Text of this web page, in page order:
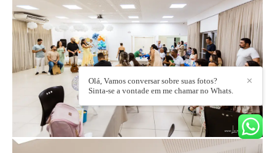
✕
Olá, Vamos conversar sobre suas fotos?
Sinta-se a vontade em me chamar no Whats.